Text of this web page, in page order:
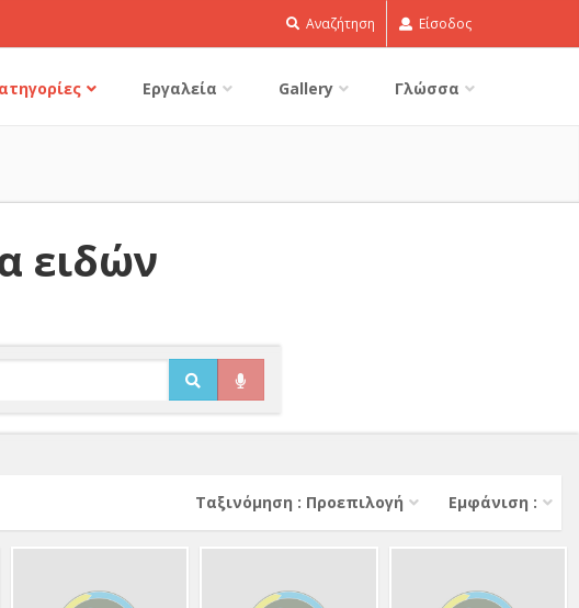
Αναζήτηση Είσοδος
Εργαλεία Gallery Γλώσσα
ειδών
Εμφάνιση :
Тαξινόμηση : Προεπιλογή